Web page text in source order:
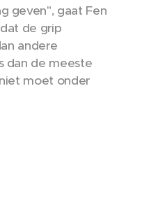
geven", gaat Fen
de grip
andere
dan de meeste
moet onder